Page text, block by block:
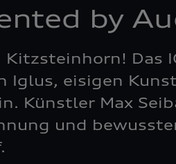
by
Das
eisigen
Künstler Max
und